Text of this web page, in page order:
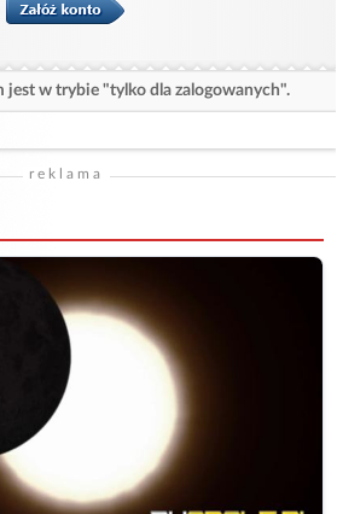
jest w trybie "tylko dla zalogowanych".
reklama